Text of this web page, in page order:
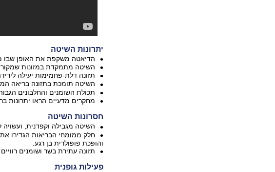
יתרונות השיטה
הדיאטה משקפת את האופן שבו
השיטה מתמקדת במזונות
תזונה דלת-פחמימות יעילה
השיטה תומכת בתזונה בריאה
תכולת השומנים והחלבונים
מחקרים מדעיים הראו יתרונות
חסרונות השיטה
השיטה מגבילה וקפדנית,
והופכת פופולרית בן רגע.
תזונה עתירת בשר ושומנים
פעילות גופנית